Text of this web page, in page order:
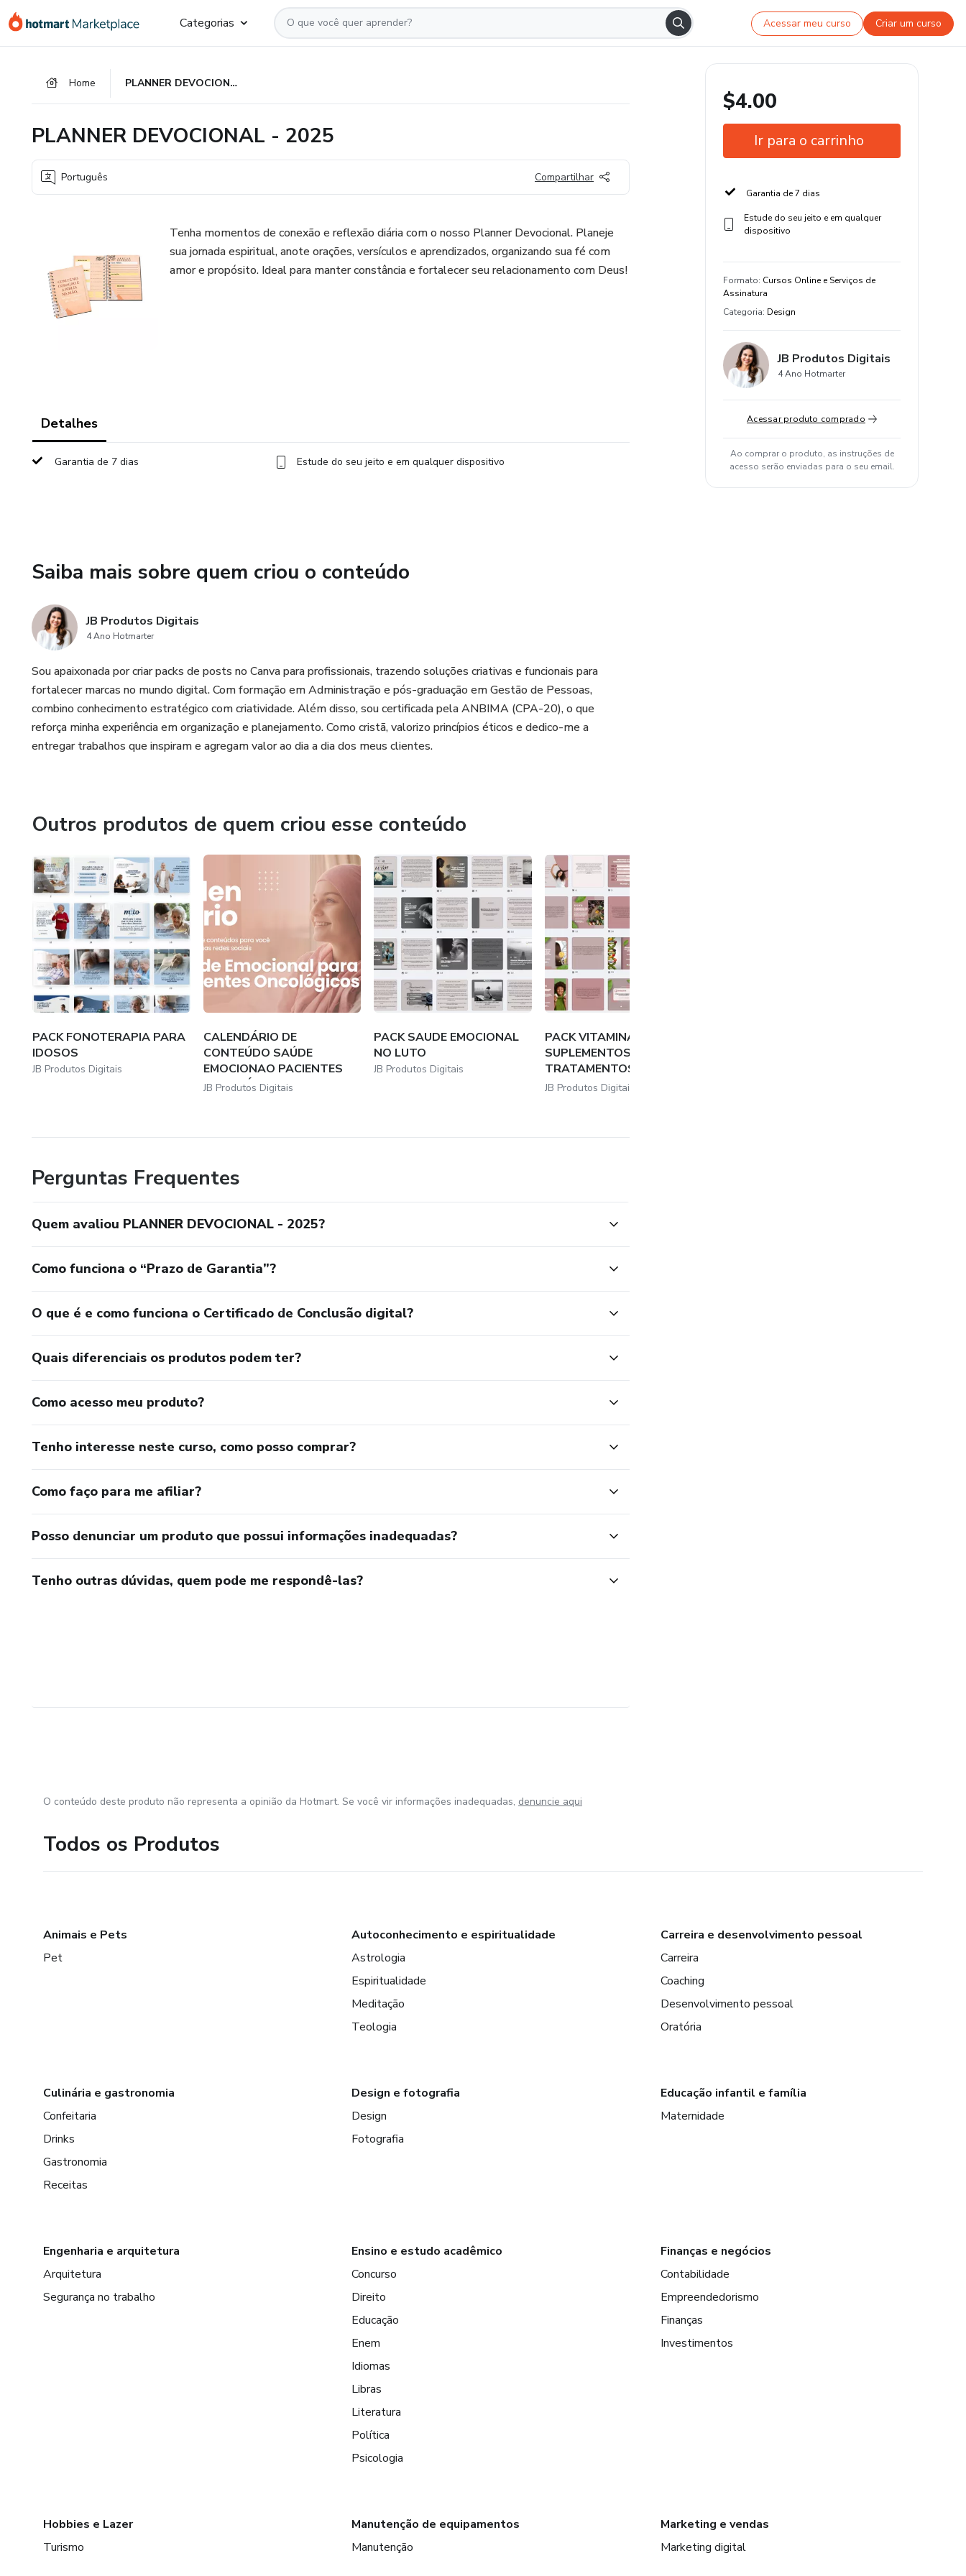
para
para
para
Categorias Acessar meu curso Criar um curso
Home PLANNER DEVOCIONAL - 2025
PLANNER DEVOCIONAL - 2025
Português Compartilhar
Tenha momentos de conexão e reflexão diária com o nosso Planner Devocional. Planeje
sua jornada espiritual, anote orações, versículos e aprendizados, organizando sua fé com
amor e propósito. Ideal para manter constância e fortalecer seu relacionamento com Deus!
Detalhes
Garantia de 7 dias Estude do seu jeito e em qualquer dispositivo
Saiba mais sobre quem criou o conteúdo
JB Produtos Digitais
4 Ano Hotmarter
Sou apaixonada por criar packs de posts no Canva para profissionais, trazendo soluções criativas e funcionais para
fortalecer marcas no mundo digital. Com formação em Administração e pós-graduação em Gestão de Pessoas,
combino conhecimento estratégico com criatividade. Além disso, sou certificada pela ANBIMA (CPA-20), o que
reforça minha experiência em organização e planejamento. Como cristã, valorizo princípios éticos e dedico-me a
entregar trabalhos que inspiram e agregam valor ao dia a dia dos meus clientes.
Outros produtos de quem criou esse conteúdo
PACK FONOTERAPIA PARA
IDOSOS
JB Produtos Digitais
CALENDÁRIO DE
CONTEÚDO SAÚDE
EMOCIONAO PACIENTES
ONCOLÓGICOS
JB Produtos Digitais
PACK SAUDE EMOCIONAL
NO LUTO
JB Produtos Digitais
PACK VITAMINAS E
SUPLEMENTOS PARA
TRATAMENTOS
CAPILARES
JB Produtos Digitais
Perguntas Frequentes
Quem avaliou PLANNER DEVOCIONAL - 2025?
Como funciona o “Prazo de Garantia”?
O que é e como funciona o Certificado de Conclusão digital?
Quais diferenciais os produtos podem ter?
Como acesso meu produto?
Tenho interesse neste curso, como posso comprar?
Como faço para me afiliar?
Posso denunciar um produto que possui informações inadequadas?
Tenho outras dúvidas, quem pode me respondê-las?
$4.00
Ir para o carrinho
Garantia de 7 dias
Estude do seu jeito e em qualquer
dispositivo
Formato: Cursos Online e Serviços de
Assinatura
Categoria: Design
JB Produtos Digitais
4 Ano Hotmarter
Acessar produto comprado
Ao comprar o produto, as instruções de
acesso serão enviadas para o seu email.
O conteúdo deste produto não representa a opinião da Hotmart. Se você vir informações inadequadas, denuncie aqui
Todos os Produtos
Animais e Pets
Pet
Autoconhecimento e espiritualidade
Astrologia
Espiritualidade
Meditação
Teologia
Carreira e desenvolvimento pessoal
Carreira
Coaching
Desenvolvimento pessoal
Oratória
Culinária e gastronomia
Confeitaria
Drinks
Gastronomia
Receitas
Design e fotografia
Design
Fotografia
Educação infantil e família
Maternidade
Engenharia e arquitetura
Arquitetura
Segurança no trabalho
Ensino e estudo acadêmico
Concurso
Direito
Educação
Enem
Idiomas
Libras
Literatura
Política
Psicologia
Finanças e negócios
Contabilidade
Empreendedorismo
Finanças
Investimentos
Hobbies e Lazer
Turismo
Manutenção de equipamentos
Manutenção
Marketing e vendas
Marketing digital